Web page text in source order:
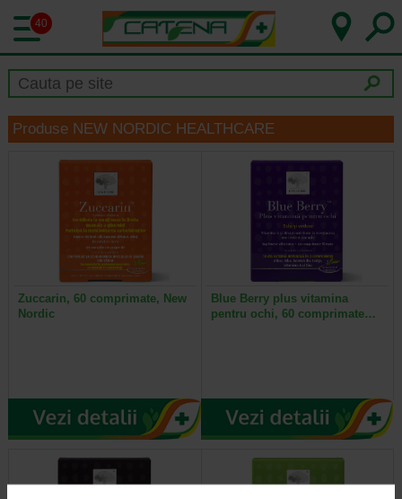
40
Produse NEW NORDIC HEALTHCARE
Zuccarin, 60 comprimate, New
Nordic
Blue Berry plus vitamina
pentru ochi, 60 comprimate…